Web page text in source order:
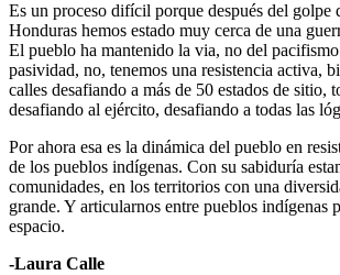
Es un proceso difícil porque después del golpe
Honduras hemos estado muy cerca de una
El pueblo ha mantenido la via, no del
pasividad, no, tenemos una resistencia activa,
calles desafiando a más de 50 estados de sitio,
desafiando al ejército, desafiando a todas las
Por ahora esa es la dinámica del pueblo en
de los pueblos indígenas. Con su sabiduría
comunidades, en los territorios con una
grande. Y articularnos entre pueblos indígenas
espacio.
-Laura Calle